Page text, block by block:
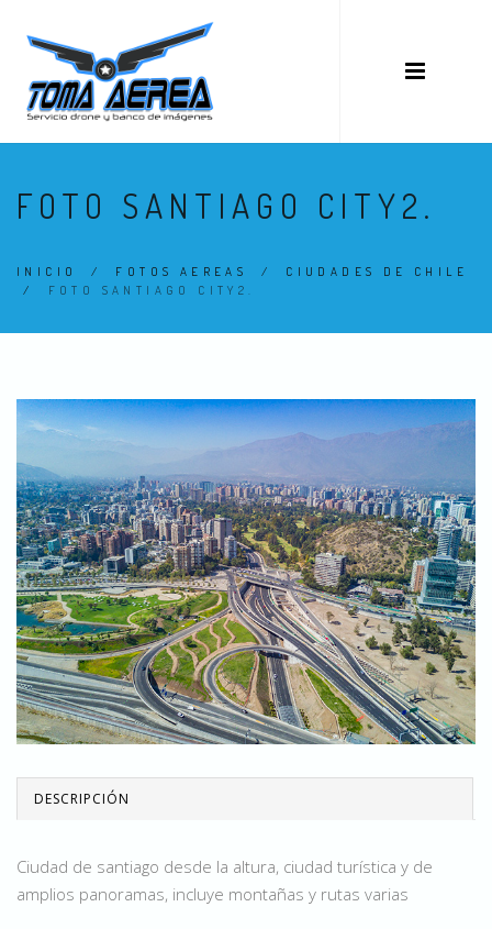
FOTO SANTIAGO CITY2.
INICIO / FOTOS AEREAS / CIUDADES DE CHILE
/ FOTO SANTIAGO CITY2.
DESCRIPCIÓN
Ciudad de santiago desde la altura, ciudad turística y de
amplios panoramas, incluye montañas y rutas varias